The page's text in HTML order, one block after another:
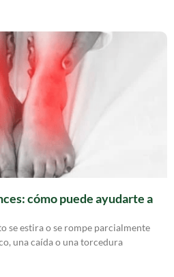
cómo puede ayudarte a
se estira o se rompe parcialmente
una caída o una torcedura